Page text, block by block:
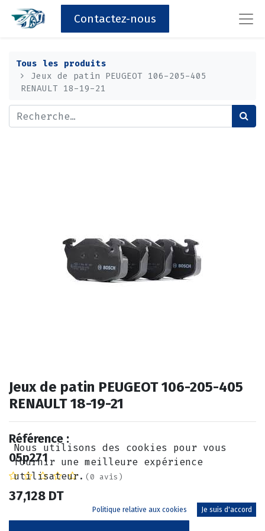
Contactez-nous
Tous les produits
Jeux de patin PEUGEOT 106-205-405
RENAULT 18-19-21
Jeux de patin PEUGEOT 106-205-405
RENAULT 18-19-21
Référence :
05p271
(0 avis)
37,128 DT
Nous utilisons des cookies pour vous
fournir une meilleure expérience
utilisateur.
Politique relative aux cookies Je suis d'accord